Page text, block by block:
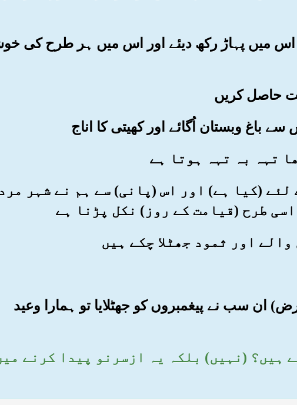
اس میں پہاڑ رکھ دیئے اور اس میں ہر طرح کی
لئے (کیا ہے) اور اس (پانی) سے ہم نے شہر
طرح (قیامت کے روز) نکل پڑنا ہے
ان سب نے پیغمبروں کو جھٹلایا تو ہمارا وعید
ہیں؟ (نہیں) بلکہ یہ ازسرنو پیدا کرنے